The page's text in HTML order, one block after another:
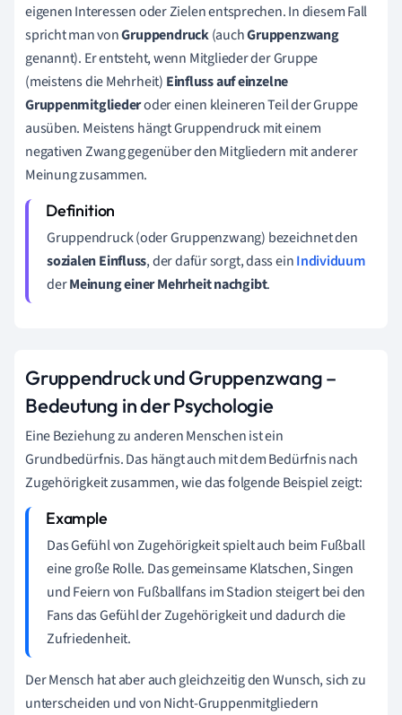
eigenen Interessen oder Zielen entsprechen. In diesem Fall
spricht man vonGruppendruck(auchGruppenzwang
genannt). Er entsteht, wenn Mitglieder der Gruppe
(meistens die Mehrheit) Einfluss auf einzelne
Gruppenmitgliederoder einen kleineren Teil der Gruppe
ausüben. Meistens hängt Gruppendruck mit einem
negativen Zwang gegenüber den Mitgliedern mit anderer
Meinung zusammen.
Gruppendruck (oder Gruppenzwang) bezeichnet den
sozialen Einfluss, der dafür sorgt, dass einIndividuum
derMeinung einer Mehrheit nachgibt.
Gruppendruck und Gruppenzwang –
Bedeutung in der Psychologie
Eine Beziehung zu anderen Menschen ist ein
Grundbedürfnis. Das hängt auch mit dem Bedürfnis nach
Zugehörigkeit zusammen, wie das folgende Beispiel zeigt:
Das Gefühl von Zugehörigkeit spielt auch beim Fußball
eine große Rolle. Das gemeinsame Klatschen, Singen
und Feiern von Fußballfans im Stadion steigert bei den
Fans das Gefühl der Zugehörigkeit und dadurch die
Zufriedenheit.
Der Mensch hat aber auch gleichzeitig den Wunsch, sich zu
unterscheiden und von Nicht-Gruppenmitgliedern